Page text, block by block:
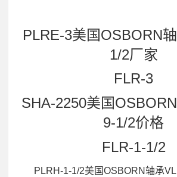
PLRE-3美国OSBORN
1/2厂家
FLR-3
SHA-2250美国
9-1/2价格
FLR-1-1/2
PLRH-1-1/2美国OSBORN轴承